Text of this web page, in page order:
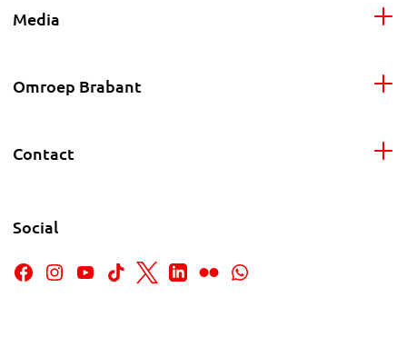
Media
Omroep Brabant
Contact
Social